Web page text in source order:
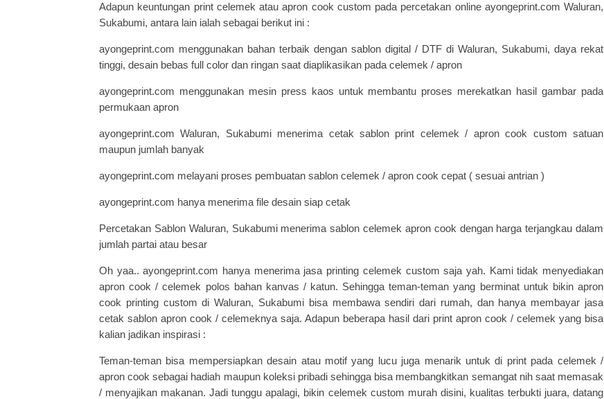
Adapun keuntungan print celemek atau apron cook custom pada percetakan onlineayongeprint.com Waluran,
Sukabumi, antara lain ialah sebagai berikut ini :
ayongeprint.com menggunakan bahan terbaik dengan sablon digital / DTF di Waluran, Sukabumi, daya rekat
tinggi, desain bebas full color dan ringan saat diaplikasikan pada celemek / apron
ayongeprint.com menggunakan mesin press kaos untuk membantu proses merekatkan hasil gambar pada
permukaan apron
ayongeprint.com Waluran, Sukabumi menerima cetak sablon print celemek / apron cook custom satuan
maupun jumlah banyak
ayongeprint.com melayani proses pembuatan sablon celemek / apron cook cepat ( sesuai antrian )
ayongeprint.com hanya menerima file desain siap cetak
Percetakan Sablon Waluran, Sukabumi menerima sablon celemek apron cook dengan harga terjangkau dalam
jumlah partai atau besar
Oh yaa.. ayongeprint.com hanya menerima jasa printing celemek custom saja yah. Kami tidak menyediakan
apron cook / celemek polos bahan kanvas / katun. Sehingga teman-teman yang berminat untuk bikin apron
cook printing custom di Waluran, Sukabumi bisa membawa sendiri dari rumah, dan hanya membayar jasa
cetak sablon apron cook / celemeknya saja. Adapun beberapa hasil dari print apron cook / celemek yang bisa
kalian jadikan inspirasi :
Teman-teman bisa mempersiapkan desain atau motif yang lucu juga menarik untuk di print pada celemek /
apron cook sebagai hadiah maupun koleksi pribadi sehingga bisa membangkitkan semangat nih saat memasak
/ menyajikan makanan. Jadi tunggu apalagi, bikin celemek custom murah disini, kualitas terbukti juara, datang